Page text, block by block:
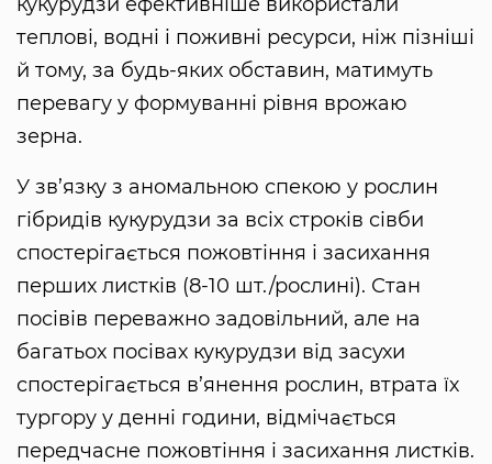
теплові, водні і поживні ресурси, ніж пізніші
й тому, за будь-яких обставин, матимуть
перевагу у формуванні рівня врожаю
зерна.
У зв’язку з аномальною спекою у рослин
гібридів кукурудзи за всіх строків сівби
спостерігається пожовтіння і засихання
перших листків (8-10 шт./рослині). Стан
посівів переважно задовільний, але на
багатьох посівах кукурудзи від засухи
спостерігається в’янення рослин, втрата їх
тургору у денні години, відмічається
передчасне пожовтіння і засихання листків.